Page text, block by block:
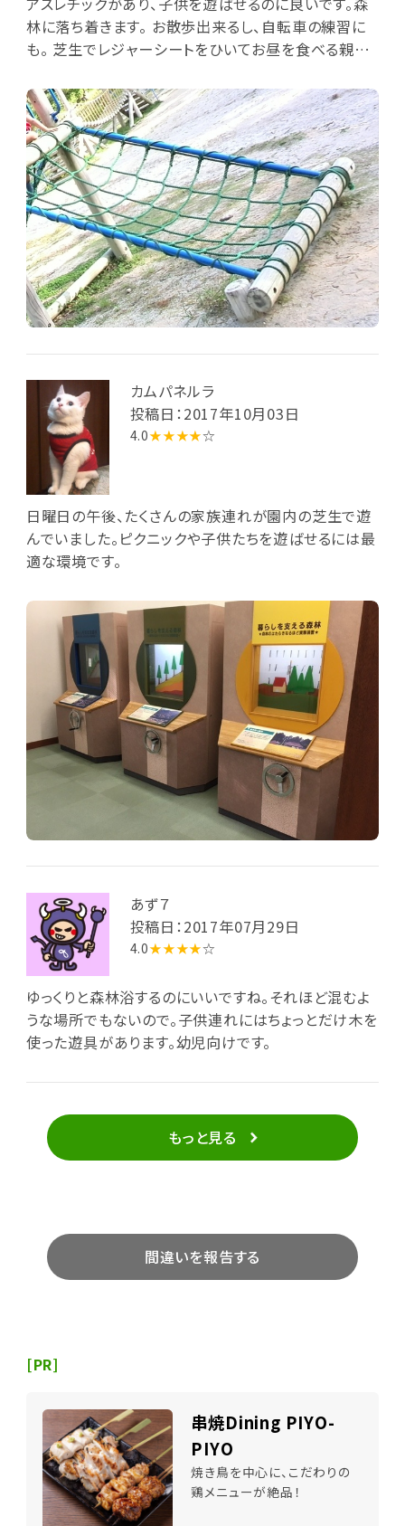
林に落ち着きます。 お散歩出来るし、自転車の練習に
も。 芝生でレジャーシートをひいてお昼を食べる親子
カムパネルラ
投稿日：2017年10月03日
4.0★★★★☆
日曜日の午後、たくさんの家族連れが園内の芝生で遊
んでいました。ピクニックや子供たちを遊ばせるには最
適な環境です。
あず７
投稿日：2017年07月29日
4.0★★★★☆
ゆっくりと森林浴するのにいいですね。それほど混むよ
うな場所でもないので。子供連れにはちょっとだけ木を
使った遊具があります。幼児向けです。
もっと見る
間違いを報告する
[PR]
串焼Dining PIYO-
PIYO
焼き鳥を中心に、こだわりの
鶏メニューが絶品！